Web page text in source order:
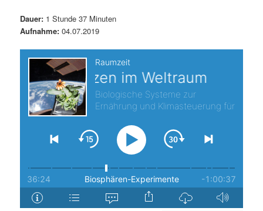
t
s
r
g
e
a
l
s
i
n
Dauer: 1 Stunde 37 Minuten
Aufnahme: 04.07.2019